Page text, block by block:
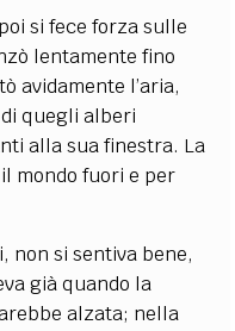
si fece forza sulle
lentamente fino
avidamente l’aria,
quegli alberi
alla sua finestra. La
mondo fuori e per
non si sentiva bene,
già quando la
alzata; nella